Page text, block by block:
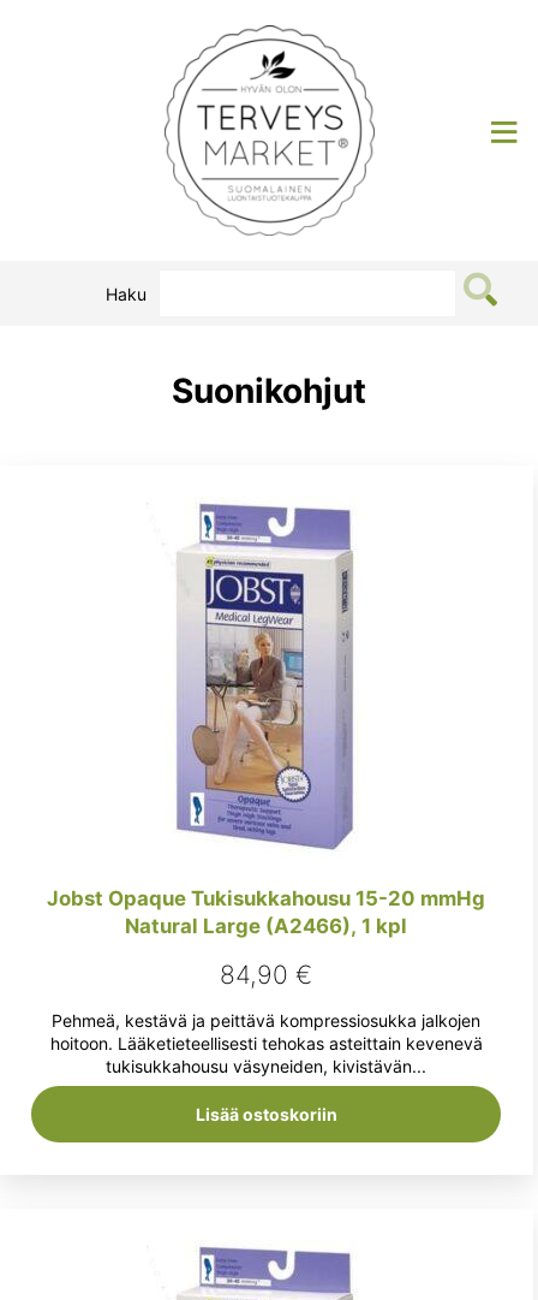
Terveysmarket
Haku
Suonikohjut
Jobst Opaque Tukisukkahousu 15-20 mmHg
Natural Large (A2466), 1 kpl
84,90€
Pehmeä, kestävä ja peittävä kompressiosukka jalkojen
hoitoon. Lääketieteellisesti tehokas asteittain kevenevä
tukisukkahousu väsyneiden, kivistävän...
Lisää ostoskoriin